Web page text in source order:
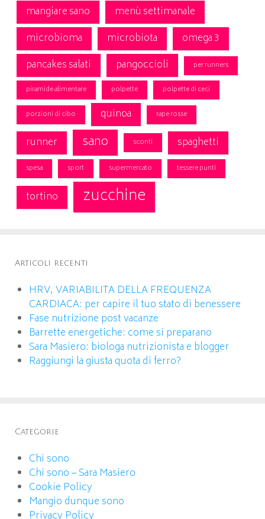
mangiare sano
menù settimanale
microbioma
microbiota
omega 3
pancakes salati
pangoccioli per runners
piramide alimentare polpette polpette di ceci
porzioni di cibo quinoa rape rosse
runner sano sconti spaghetti
spesa sport supermercato tessere punti
tortino zucchine
Articoli recenti
HRV, VARIABILITA DELLA FREQUENZA
CARDIACA: per capire il tuo stato di benessere
Fase nutrizione post vacanze
Barrette energetiche: come si preparano
Sara Masiero: biologa nutrizionista e blogger
Raggiungi la giusta quota di ferro?
Categorie
Chi sono
Chi sono – Sara Masiero
Cookie Policy
Mangio dunque sono